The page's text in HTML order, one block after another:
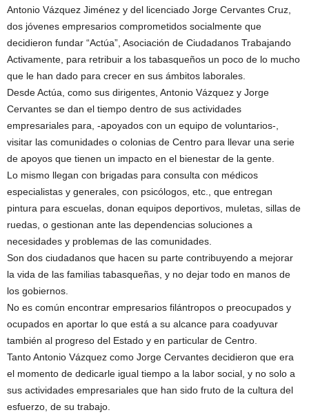
Antonio Vázquez Jiménez y del licenciado Jorge Cervantes Cruz,
dos jóvenes empresarios comprometidos socialmente que
decidieron fundar “Actúa”, Asociación de Ciudadanos Trabajando
Activamente, para retribuir a los tabasqueños un poco de lo mucho
que le han dado para crecer en sus ámbitos laborales.
Desde Actúa, como sus dirigentes, Antonio Vázquez y Jorge
Cervantes se dan el tiempo dentro de sus actividades
empresariales para, -apoyados con un equipo de voluntarios-,
visitar las comunidades o colonias de Centro para llevar una serie
de apoyos que tienen un impacto en el bienestar de la gente.
Lo mismo llegan con brigadas para consulta con médicos
especialistas y generales, con psicólogos, etc., que entregan
pintura para escuelas, donan equipos deportivos, muletas, sillas de
ruedas, o gestionan ante las dependencias soluciones a
necesidades y problemas de las comunidades.
Son dos ciudadanos que hacen su parte contribuyendo a mejorar
la vida de las familias tabasqueñas, y no dejar todo en manos de
los gobiernos.
No es común encontrar empresarios filántropos o preocupados y
ocupados en aportar lo que está a su alcance para coadyuvar
también al progreso del Estado y en particular de Centro.
Tanto Antonio Vázquez como Jorge Cervantes decidieron que era
el momento de dedicarle igual tiempo a la labor social, y no solo a
sus actividades empresariales que han sido fruto de la cultura del
esfuerzo, de su trabajo.